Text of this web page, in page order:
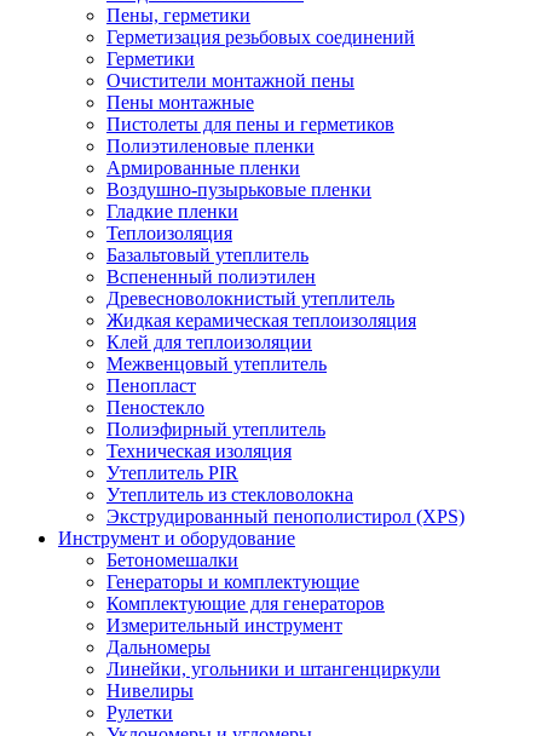
Пены, герметики
Герметизация резьбовых соединений
Герметики
Очистители монтажной пены
Пены монтажные
Пистолеты для пены и герметиков
Полиэтиленовые пленки
Армированные пленки
Воздушно-пузырьковые пленки
Гладкие пленки
Теплоизоляция
Базальтовый утеплитель
Вспененный полиэтилен
Древесноволокнистый утеплитель
Жидкая керамическая теплоизоляция
Клей для теплоизоляции
Межвенцовый утеплитель
Пенопласт
Пеностекло
Полиэфирный утеплитель
Техническая изоляция
Утеплитель PIR
Утеплитель из стекловолокна
Экструдированный пенополистирол (XPS)
Инструмент и оборудование
Бетономешалки
Генераторы и комплектующие
Комплектующие для генераторов
Измерительный инструмент
Дальномеры
Линейки, угольники и штангенциркули
Нивелиры
Рулетки